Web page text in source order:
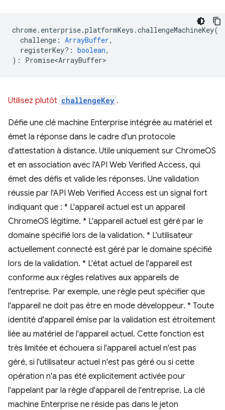
chrome. enterprise.platformKeys .challengeMachineKey(
challenge : ArrayBuffer,
registerKey? : boolean,
) : Promise<ArrayBuffer>
Utilisez plutôt challengeKey .
Défie une clé machine Enterprise intégrée au matériel et
émet la réponse dans le cadre d'un protocole
d'attestation à distance. Utile uniquement sur ChromeOS
et en association avec l'API Web Verified Access, qui
émet des défis et valide les réponses. Une validation
réussie par l'API Web Verified Access est un signal fort
indiquant que : * L'appareil actuel est un appareil
ChromeOS légitime. * L'appareil actuel est géré par le
domaine spécifié lors de la validation. * L'utilisateur
actuellement connecté est géré par le domaine spécifié
lors de la validation. * L'état actuel de l'appareil est
conforme aux règles relatives aux appareils de
l'entreprise. Par exemple, une règle peut spécifier que
l'appareil ne doit pas être en mode développeur. * Toute
identité d'appareil émise par la validation est étroitement
liée au matériel de l'appareil actuel. Cette fonction est
très limitée et échouera si l'appareil actuel n'est pas
géré, si l'utilisateur actuel n'est pas géré ou si cette
opération n'a pas été explicitement activée pour
l'appelant par la règle d'appareil de l'entreprise. La clé
machine Enterprise ne réside pas dans le jeton